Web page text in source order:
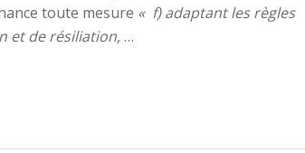
toute mesure « f) adaptant les règles
et de résiliation,…